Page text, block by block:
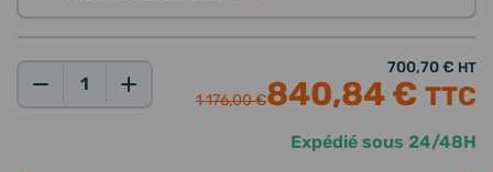
Expédié sous 24/48H
1 176,00 €
700,70 € HT
840,84 € TTC